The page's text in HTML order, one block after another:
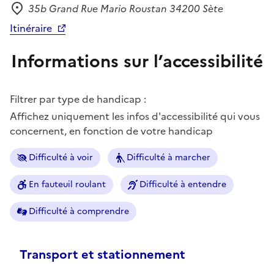
Adresse
35b Grand Rue Mario Roustan 34200 Sète
Itinéraire
Informations sur l’accessibilité
Filtrer par type de handicap :
Affichez uniquement les infos d'accessibilité qui vous
concernent, en fonction de votre handicap
Difficulté à voir Difficulté à marcher
En fauteuil roulant Difficulté à entendre
Difficulté à comprendre
Transport et stationnement